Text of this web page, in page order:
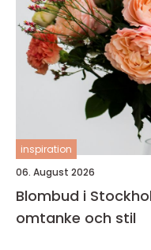
inspiration
06. August 2026
Blombud i
omtanke och stil